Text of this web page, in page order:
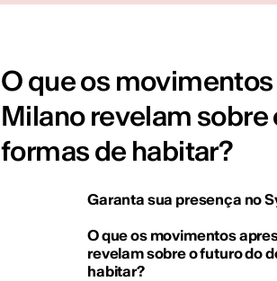
O que os
Milano revelam sobre
formas de habitar?
Garanta sua presença no
O que os movimentos
revelam sobre o futuro do
habitar?